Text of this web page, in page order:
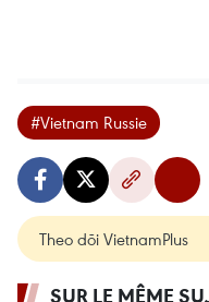
#Vietnam Russie
Theo dõi VietnamPlus
SUR LE MÊME